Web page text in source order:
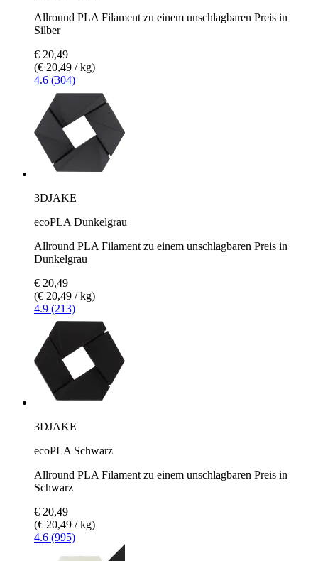
Allround PLA Filament zu einem unschlagbaren Preis in
Silber
€ 20,49
(€ 20,49 / kg)
4.6 (304)
3DJAKE
ecoPLA Dunkelgrau
Allround PLA Filament zu einem unschlagbaren Preis in
Dunkelgrau
€ 20,49
(€ 20,49 / kg)
4.9 (213)
3DJAKE
ecoPLA Schwarz
Allround PLA Filament zu einem unschlagbaren Preis in
Schwarz
€ 20,49
(€ 20,49 / kg)
4.6 (995)